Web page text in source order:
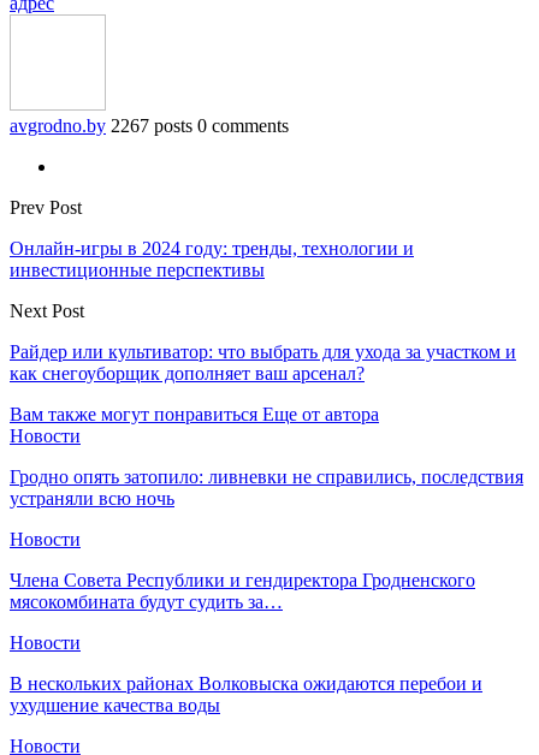
avgrodno.by 2267 posts 0 comments
Prev Post
Онлайн-игры в 2024 году: тренды, технологии и
инвестиционные перспективы
Next Post
Райдер или культиватор: что выбрать для ухода за участком и
как снегоуборщик дополняет ваш арсенал?
Вам также могут понравиться Еще от автора
Новости
Гродно опять затопило: ливневки не справились, последствия
устраняли всю ночь
Новости
Члена Совета Республики и гендиректора Гродненского
мясокомбината будут судить за…
Новости
В нескольких районах Волковыска ожидаются перебои и
ухудшение качества воды
Новости